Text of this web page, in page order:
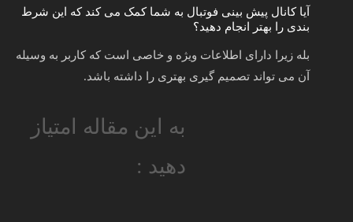
آیا کانال پیش‌ بینی فوتبال به شما کمک می‌ کند که این شرط‌
بندی را بهتر انجام دهید؟
بله زیرا دارای اطلاعات ویژه و خاصی است که کاربر به وسیله
آن می‌ تواند تصمیم‌ گیری بهتری را داشته باشد.
به این مقاله امتیاز
دهید :